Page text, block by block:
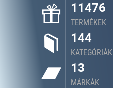
11476
TERMÉKEK
144
KATEGÓRIÁK
13
MÁRKÁK